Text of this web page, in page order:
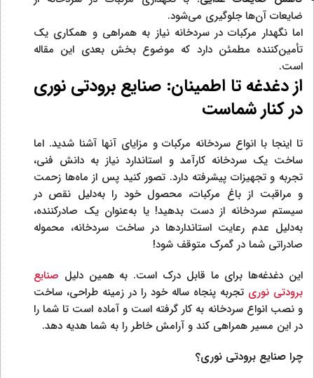
ضایعات آن‌ها جلوگیری می‌شود.
اما نگهدار مرکبات در سردخانه نیاز به همراهی و همکاری یک
تأمین‌کننده مطمئن دارد که موضوع بخش بعدی این مقاله
است.
از دغدغه تا اطمینان: صنایع برودتی نوری
در کنار شماست
تا اینجا با انواع سردخانه مرکبات و مزایای آنها آشنا شدید. اما
ساخت یک سردخانه کارآمد و استاندارد نیاز به دانش فنی،
تجربه و تجهیزات پیشرفته دارد. تصور کنید پس از ماه‌ها زحمت
و مراقبت از باغ مرکبات، محصول خود را به‌دلیل نقص در
سیستم سردخانه از دست بدهید! یا به‌عنوان یک صادرکننده،
به‌دلیل عدم رعایت استانداردها در ساخت سردخانه، محموله
صادراتی شما در گمرک متوقف شود!
این دغدغه‌ها برای ما قابل درک است. به همین دلیل صنایع
برودتی نوری تجربه پنجاه ساله خود را در زمینه طراحی، ساخت
و نصب انواع سردخانه به کار گرفته است و آماده است تا شما را
در این مسیر همراهی کند و آرامش خاطر را به شما هدیه دهد.
چرا صنایع برودتی نوری؟